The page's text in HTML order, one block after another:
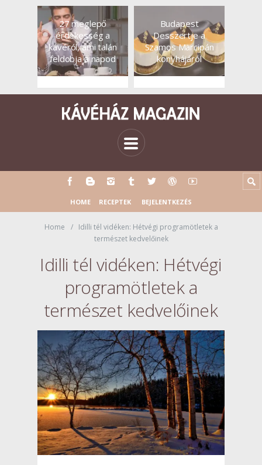
27 meglepő
érdekesség a
kávéról, ami talán
feldobja a napod
Budapest
Desszertje a
Szamos Marcipán
konyhájáról
HOME RECEPTEK BEJELENTKEZÉS
Home
Idilli tél vidéken: Hétvégi programötletek a
természet kedvelőinek
Idilli tél vidéken: Hétvégi
programötletek a
természet kedvelőinek